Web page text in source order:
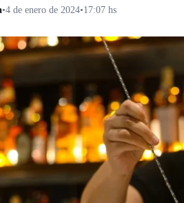
•4 de enero de 2024•17:07 hs